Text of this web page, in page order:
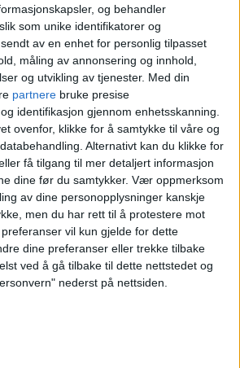
og behandler
som unike identifikatorer og
av en enhet for personlig tilpasset
måling av annonsering og innhold,
og utvikling av tjenester. Med din
partnere bruke presise
identifikasjon gjennom enhetsskanning.
ovenfor, klikke for å samtykke til våre og
Alternativt kan du klikke for
få tilgang til mer detaljert informasjon
dine før du samtykker. Vær oppmerksom
av dine personopplysninger kanskje
men du har rett til å protestere mot
vil kun gjelde for dette
dine preferanser eller trekke tilbake
ved å gå tilbake til dette nettstedet og
nederst på nettsiden.
Lars Håkon ikke
bilen kræsjet
Hvorfor blir
bedre